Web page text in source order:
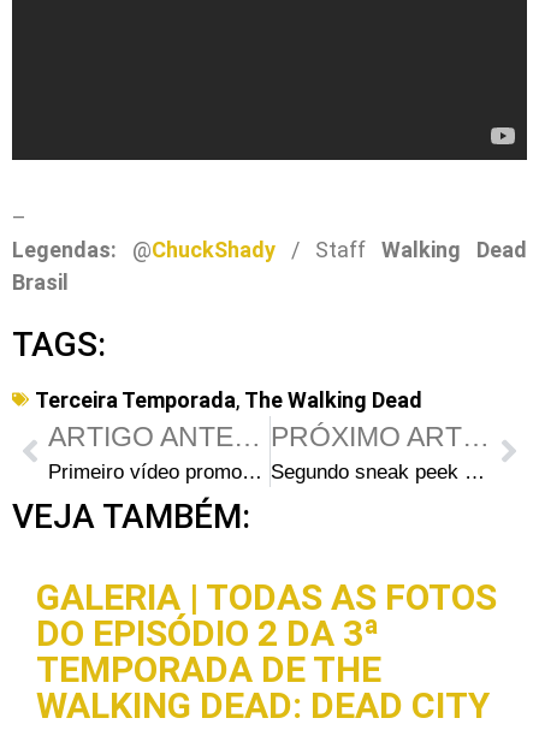
–
Legendas: @ChuckShady / Staff Walking Dead
Brasil
TAGS:
Terceira Temporada, The Walking Dead
ARTIGO ANTERIOR
Primeiro vídeo promocional do episódio 3×09 – “The Suicide King”
PRÓXIMO ARTIGO
Segundo sneak peek do episódio 3×09 – “The Suicide King” – A prisão tem novos habitantes
VEJA TAMBÉM:
GALERIA | TODAS AS FOTOS
DO EPISÓDIO 2 DA 3ª
TEMPORADA DE THE
WALKING DEAD: DEAD CITY